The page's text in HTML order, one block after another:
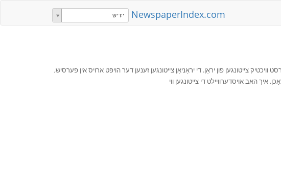
NewspaperIndex.com ייִדיש
וויכטיק צייטונגען פון יראַן. די יראַניאַן צייטונגען זענען דער הויפּט ארויס אין פּערסיש,
איך האב אויסדערוויילט די צייטונגען ווי